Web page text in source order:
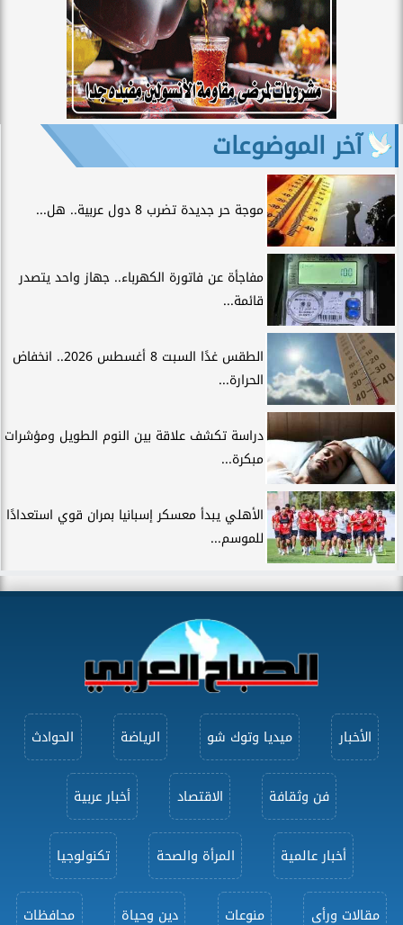
آخر الموضوعات
موجة حر جديدة تضرب 8 دول عربية.. هل...
مفاجأة عن فاتورة الكهرباء.. جهاز واحد يتصدر
قائمة...
الطقس غدًا السبت 8 أغسطس 2026.. انخفاض
الحرارة...
دراسة تكشف علاقة بين النوم الطويل ومؤشرات
مبكرة...
الأهلي يبدأ معسكر إسبانيا بمران قوي استعدادًا
للموسم...
الأخبار ميديا وتوك شو الرياضة الحوادث
فن وثقافة الاقتصاد أخبار عربية
أخبار عالمية المرأة والصحة تكنولوجيا
مقالات ورأى منوعات دين وحياة محافظات